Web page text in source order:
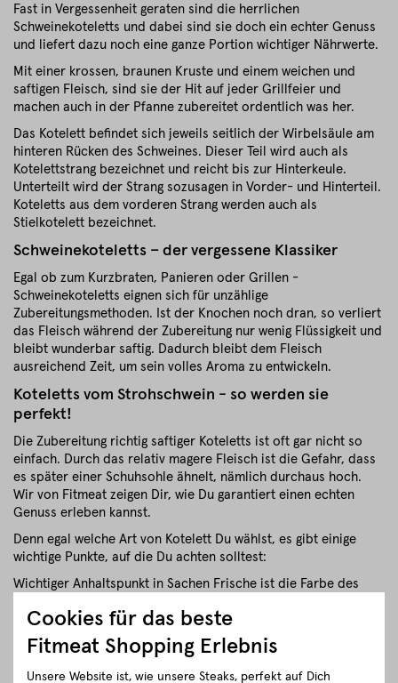
Fast in Vergessenheit geraten sind die herrlichen
Schweinekoteletts und dabei sind sie doch ein echter Genuss
und liefert dazu noch eine ganze Portion wichtiger Nährwerte.
Mit einer krossen, braunen Kruste und einem weichen und
saftigen Fleisch, sind sie der Hit auf jeder Grillfeier und
machen auch in der Pfanne zubereitet ordentlich was her.
Das Kotelett befindet sich jeweils seitlich der Wirbelsäule am
hinteren Rücken des Schweines. Dieser Teil wird auch als
Kotelettstrang bezeichnet und reicht bis zur Hinterkeule.
Unterteilt wird der Strang sozusagen in Vorder- und Hinterteil.
Koteletts aus dem vorderen Strang werden auch als
Stielkotelett bezeichnet.
Schweinekoteletts – der vergessene Klassiker
Egal ob zum Kurzbraten, Panieren oder Grillen -
Schweinekoteletts eignen sich für unzählige
Zubereitungsmethoden. Ist der Knochen noch dran, so verliert
das Fleisch während der Zubereitung nur wenig Flüssigkeit und
bleibt wunderbar saftig. Dadurch bleibt dem Fleisch
ausreichend Zeit, um sein volles Aroma zu entwickeln.
Koteletts vom Strohschwein - so werden sie
perfekt!
Die Zubereitung richtig saftiger Koteletts ist oft gar nicht so
einfach. Durch das relativ magere Fleisch ist die Gefahr, dass
es später einer Schuhsohle ähnelt, nämlich durchaus hoch.
Wir von Fitmeat zeigen Dir, wie Du garantiert einen echten
Genuss erleben kannst.
Denn egal welche Art von Kotelett Du wählst, es gibt einige
wichtige Punkte, auf die Du achten solltest:
Wichtiger Anhaltspunkt in Sachen Frische ist die Farbe des
feinen Glanz sein. Die Intensität der Farbe hängt dabei von
Alter und Fütterung des Schweines ab.
Cookies für das beste
Fitmeat Shopping Erlebnis
Unsere Website ist, wie unsere Steaks, perfekt auf Dich